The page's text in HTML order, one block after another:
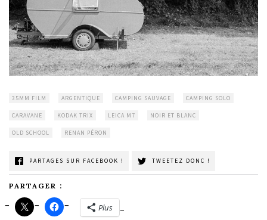
35MM FILM ARGENTIQUE CAMPING SAUVAGE CAMPING SOLO
CARAVANE KODAK TRIX LEICA M7 NOIR ET BLANC
OLD SCHOOL RENAN PÉRON
PARTAGES SUR FACEBOOK ! TWEETEZ DONC !
PARTAGER :
Plus